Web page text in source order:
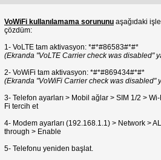
VoWiFi kullanılamama sorununu aşağıdaki
çözdüm:
1- VoLTE tam aktivasyon: *#*#86583#*#*
(Ekranda "VoLTE Carrier check was disabled"
2- VoWiFi tam aktivasyon: *#*#869434#*#*
(Ekranda "VoWiFi Carrier check was disabled"
3- Telefon ayarları > Mobil ağlar > SIM 1/2 >
Fi tercih et
4- Modem ayarları (192.168.1.1) > Network >
through > Enable
5- Telefonu yeniden başlat.